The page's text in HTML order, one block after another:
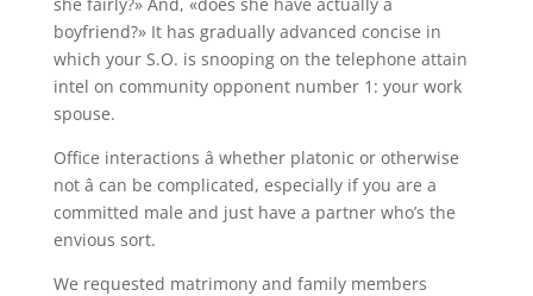
boyfriend?» It has gradually advanced concise in
which your S.O. is snooping on the telephone attain
intel on community opponent number 1: your work
spouse.
Office interactions â whether platonic or otherwise
not â can be complicated, especially if you are a
committed male and just have a partner who’s the
envious sort.
We requested matrimony and family members